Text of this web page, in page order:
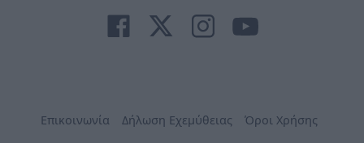
Επικοινωνία Δήλωση Εχεμύθειας Όροι Χρήσης